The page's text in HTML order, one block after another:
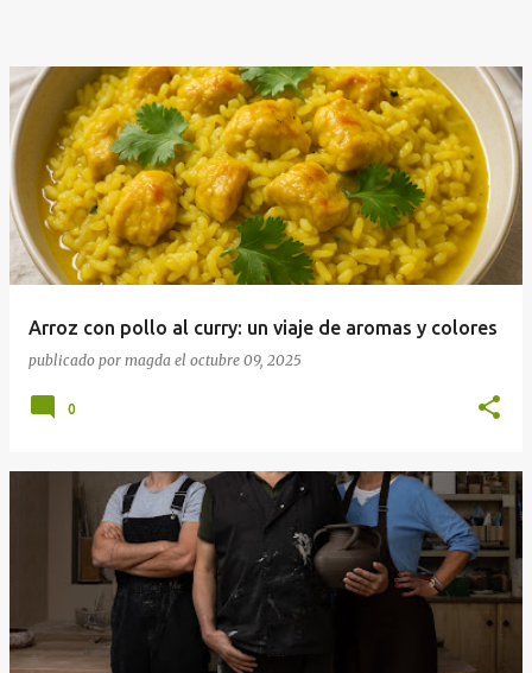
Arroz con pollo al curry: un viaje de aromas y colores
publicado por magda el octubre 09, 2025
0